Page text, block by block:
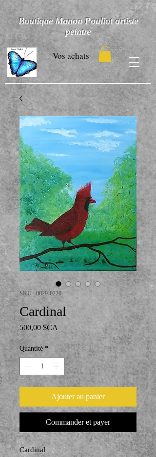
Boutique Manon Pouliot artiste
peintre
Vos achats
SKU : 0029-0220
Cardinal
500,00 $CA Prix
Quantité *
Ajouter au panier
Commander et payer
Cardinal